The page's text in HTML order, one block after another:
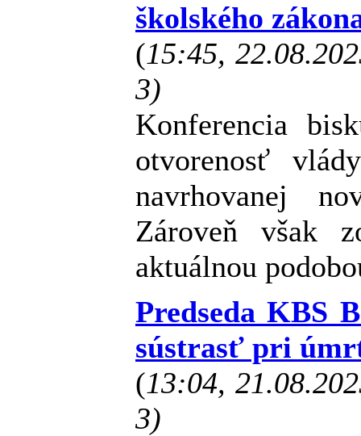
školského
(15:45,
3)
Konferencia
otvorenosť
navrhovanej
Zároveň však
aktuálnou
Predseda KBS
sústrasť pri
(13:04,
3)